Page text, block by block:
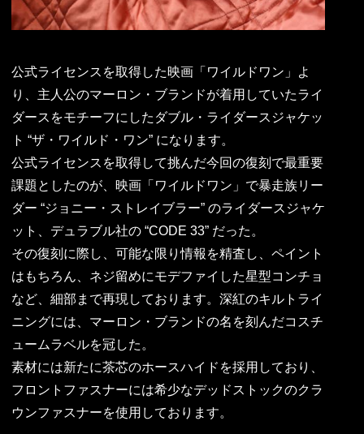
公式ライセンスを取得した映画「ワイルドワン」よ
り、主人公のマーロン・ブランドが着用していたライ
ダースをモチーフにしたダブル・ライダースジャケッ
ト “ザ・ワイルド・ワン” になります。
公式ライセンスを取得して挑んだ今回の復刻で最重要
課題としたのが、映画「ワイルドワン」で暴走族リー
ダー “ジョニー・ストレイブラー” のライダースジャケ
ット、デュラブル社の “CODE 33” だった。
その復刻に際し、可能な限り情報を精査し、ペイント
はもちろん、ネジ留めにモデファイした星型コンチョ
など、細部まで再現しております。深紅のキルトライ
ニングには、マーロン・ブランドの名を刻んだコスチ
ュームラベルを冠した。
素材には新たに茶芯のホースハイドを採用しており、
フロントファスナーには希少なデッドストックのクラ
ウンファスナーを使用しております。